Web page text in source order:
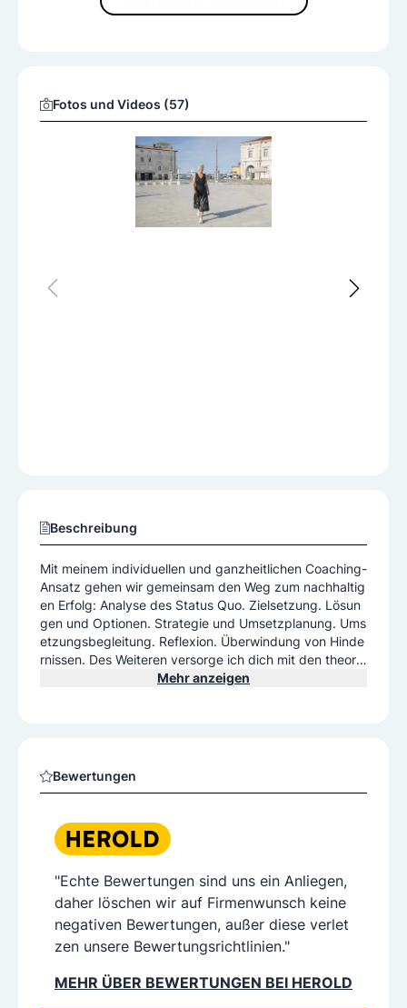
Fotos und Videos (57)
Beschreibung
Mit meinem individuellen und ganzheitlichen Coaching-
Ansatz gehen wir gemeinsam den Weg zum nachhaltig
en Erfolg: Analyse des Status Quo. Zielsetzung. Lösun
gen und Optionen. Strategie und Umsetzplanung. Ums
etzungsbegleitung. Reflexion. Überwindung von Hinde
rnissen. Des Weiteren versorge ich dich mit den theore
tischen Hintergründen zu den Themen: Führungspsych
Veränderungen, die Bestand haben. Meine Leistungen
sind immer individuell auf deine aktuelle Situation und
Mehr anzeigen
Bewertungen
"Echte Bewertungen sind uns ein Anliegen,
daher löschen wir auf Firmenwunsch keine
negativen Bewertungen, außer diese verlet
zen unsere Bewertungsrichtlinien."
MEHR ÜBER BEWERTUNGEN BEI HEROLD